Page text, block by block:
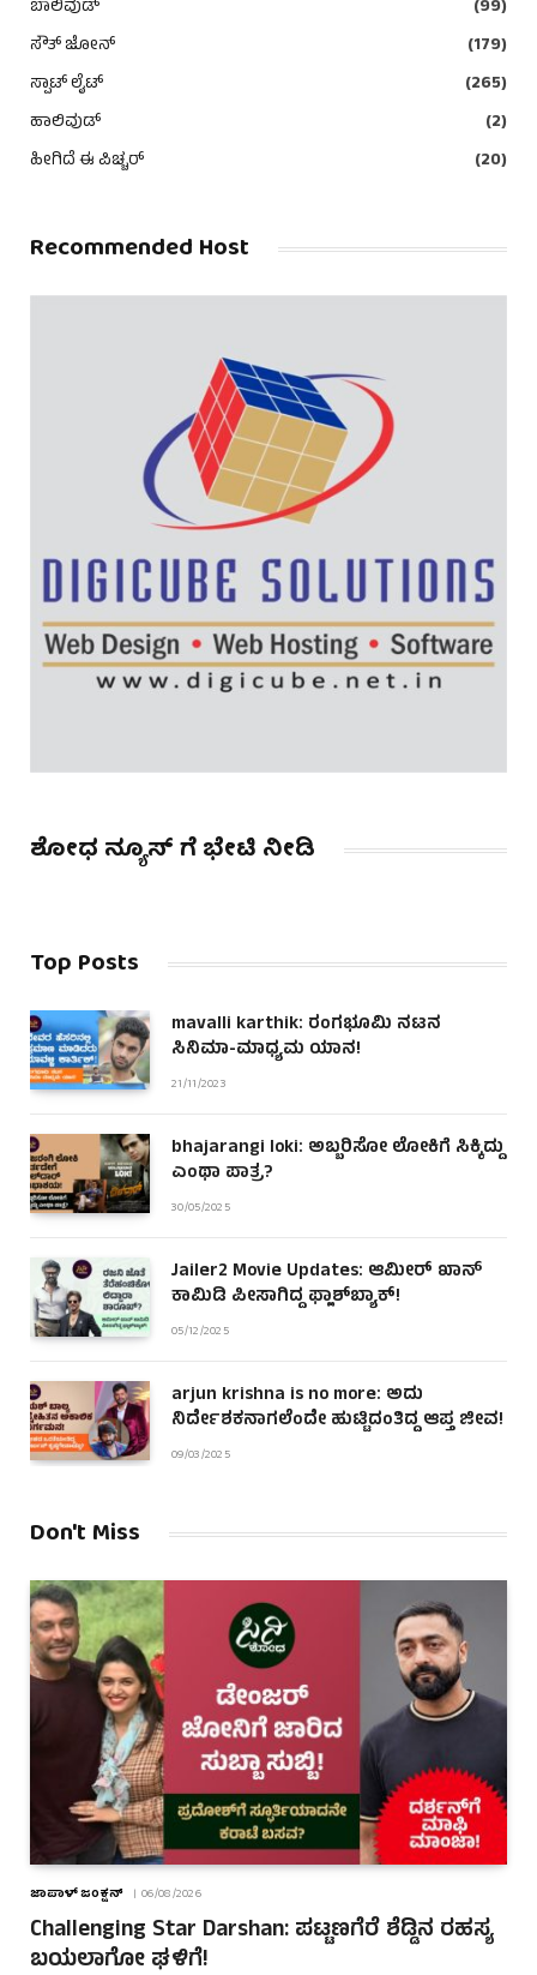
ಬಾಲಿವುಡ್
(99)
ಸೌತ್ ಜೋನ್
(179)
ಸ್ಪಾಟ್ ಲೈಟ್
(265)
ಹಾಲಿವುಡ್
(2)
ಹೀಗಿದೆ ಈ ಪಿಚ್ಚರ್
(20)
Recommended Host
ಶೋಧ ನ್ಯೂಸ್ ಗೆ ಭೇಟಿ ನೀಡಿ
Top Posts
mavalli karthik: ರಂಗಭೂಮಿ ನಟನ
ಸಿನಿಮಾ-ಮಾಧ್ಯಮ ಯಾನ!
21/11/2023
bhajarangi loki: ಅಬ್ಬರಿಸೋ ಲೋಕಿಗೆ ಸಿಕ್ಕಿದ್ದು
ಎಂಥಾ ಪಾತ್ರ?
30/05/2025
Jailer2 Movie Updates: ಆಮೀರ್ ಖಾನ್
ಕಾಮಿಡಿ ಪೀಸಾಗಿದ್ದ ಫ್ಲಾಶ್‌ಬ್ಯಾಕ್!
05/12/2025
arjun krishna is no more: ಅದು
ನಿರ್ದೇಶಕನಾಗಲೆಂದೇ ಹುಟ್ಟಿದಂತಿದ್ದ ಆಪ್ತ ಜೀವ!
09/03/2025
Don't Miss
ಜಾಪಾಳ್ ಜಂಕ್ಷನ್ 06/08/2026
Challenging Star Darshan: ಪಟ್ಟಣಗೆರೆ ಶೆಡ್ಡಿನ ರಹಸ್ಯ
ಬಯಲಾಗೋ ಘಳಿಗೆ!